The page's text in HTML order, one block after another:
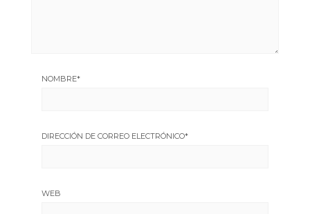
NOMBRE*
DIRECCIÓN DE CORREO ELECTRÓNICO*
WEB